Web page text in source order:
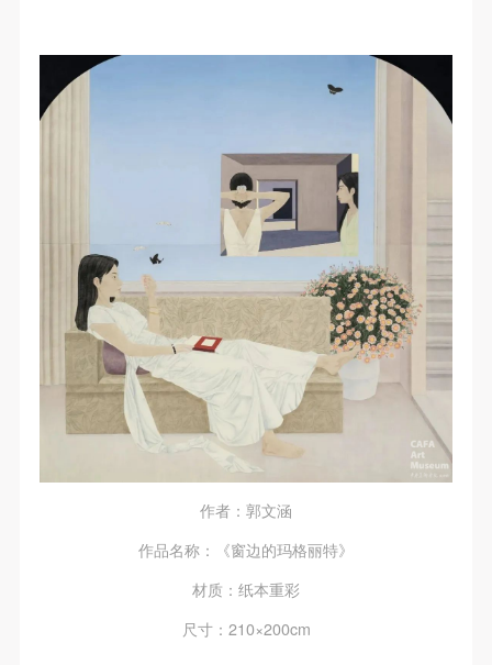
作者：郭文涵
作品名称：《窗边的玛格丽特》
材质：纸本重彩
尺寸：210×200cm